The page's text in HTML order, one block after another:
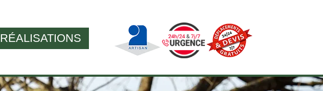
RÉALISATIONS